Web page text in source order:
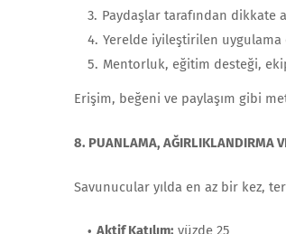
Paydaşlar tarafından dikkate
Yerelde iyileştirilen uygulama
Mentorluk, eğitim desteği,
Erişim, beğeni ve paylaşım gibi
8. PUANLAMA, AĞIRLIKLANDIRMA
Savunucular yılda en az bir kez,
Aktif Katılım: yüzde 25